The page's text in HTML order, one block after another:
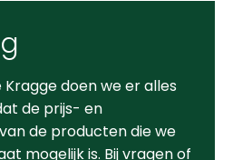
Kragge doen we er alles
de prijs- en
de producten die we
mogelijk is. Bij vragen of